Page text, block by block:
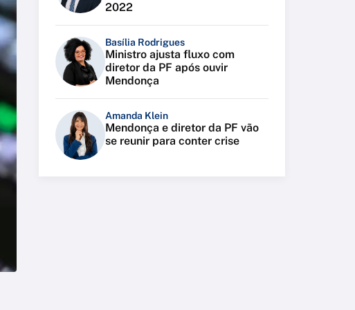
2022
Basília Rodrigues
Ministro ajusta fluxo com
diretor da PF após ouvir
Mendonça
Amanda Klein
Mendonça e diretor da PF vão
se reunir para conter crise